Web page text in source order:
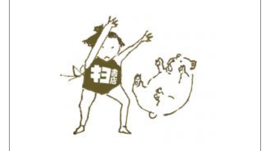
600円
600円 大分県
600円 鹿児島県
600円